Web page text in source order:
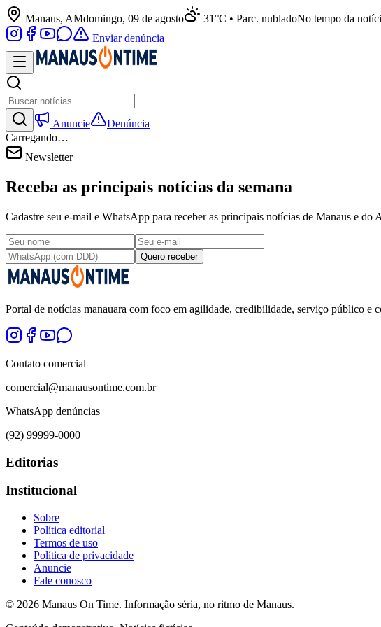
Manaus, AMdomingo, 09 de agosto 31°C • Parc. nubladoNo tempo da
Enviar denúncia
Anuncie
Denúncia
Carregando…
Newsletter
Receba as principais notícias da semana
Cadastre seu e-mail e WhatsApp para receber as principais notícias de Manaus e do
Quero receber
Portal de notícias manauara com foco em agilidade, credibilidade, serviço público e
Contato comercial
comercial@manausontime.com.br
WhatsApp denúncias
(92) 99999-0000
Editorias
Institucional
Sobre
Política editorial
Termos de uso
Política de privacidade
Anuncie
Fale conosco
© 2026 Manaus On Time. Informação séria, no ritmo de Manaus.